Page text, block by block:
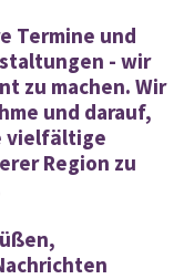
Termine und
- wir
zu machen. Wir
und darauf,
vielfältige
Region zu